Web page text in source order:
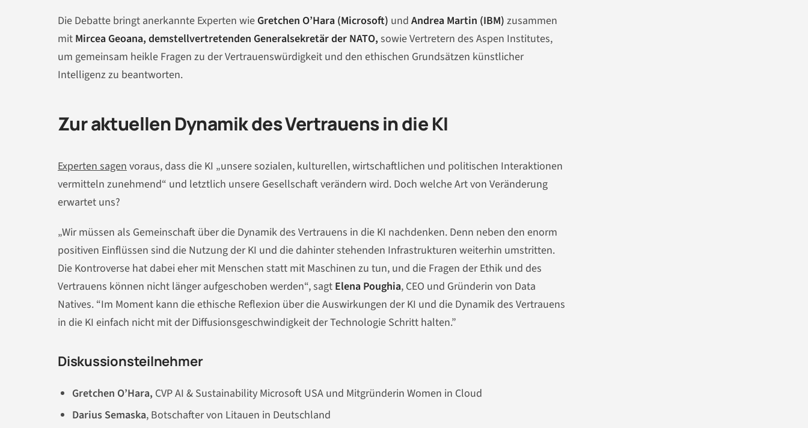
Die Debatte bringt anerkannte Experten wie Gretchen O’Hara (Microsoft) und Andrea Martin (IBM) zusammen
mit Mircea Geoana, demstellvertretenden Generalsekretär der NATO, sowie Vertretern des Aspen Institutes,
um gemeinsam heikle Fragen zu der Vertrauenswürdigkeit und den ethischen Grundsätzen künstlicher
Intelligenz zu beantworten.
Zur aktuellen Dynamik des Vertrauens in die KI
Experten sagen voraus, dass die KI „unsere sozialen, kulturellen, wirtschaftlichen und politischen Interaktionen
vermitteln zunehmend“ und letztlich unsere Gesellschaft verändern wird. Doch welche Art von Veränderung
erwartet uns?
„Wir müssen als Gemeinschaft über die Dynamik des Vertrauens in die KI nachdenken. Denn neben den enorm
positiven Einflüssen sind die Nutzung der KI und die dahinter stehenden Infrastrukturen weiterhin umstritten.
Die Kontroverse hat dabei eher mit Menschen statt mit Maschinen zu tun, und die Fragen der Ethik und des
Vertrauens können nicht länger aufgeschoben werden“, sagt Elena Poughia, CEO und Gründerin von Data
Natives. “Im Moment kann die ethische Reflexion über die Auswirkungen der KI und die Dynamik des Vertrauens
in die KI einfach nicht mit der Diffusionsgeschwindigkeit der Technologie Schritt halten.”
Diskussionsteilnehmer
Gretchen O’Hara, CVP AI & Sustainability Microsoft USA und Mitgründerin Women in Cloud
Darius Semaska, Botschafter von Litauen in Deutschland